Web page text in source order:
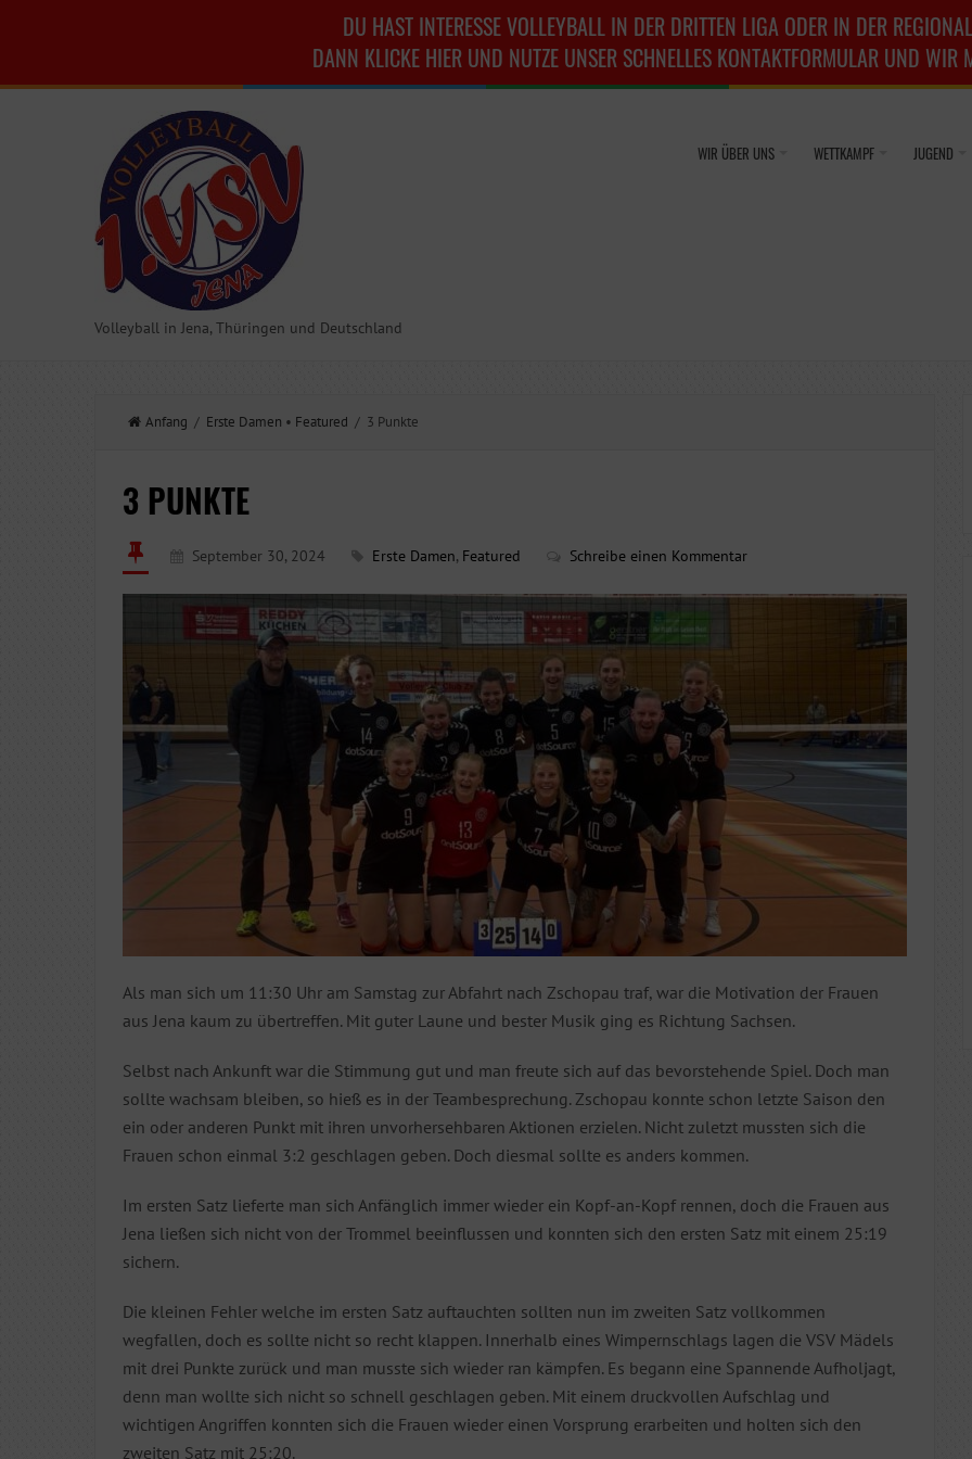
DU HAST INTERESSE VOLLEYBALL IN DER DRITTEN LIGA ODER IN DER
DANN KLICKE HIER UND NUTZE UNSER SCHNELLES KONTAKTFORMULAR UND WIR
Volleyball in Jena, Thüringen und Deutschland
WIR ÜBER UNS WETTKAMPF JUGEND
Anfang / Erste Damen • Featured / 3 Punkte
3 PUNKTE
September 30, 2024 Erste Damen, Featured Schreibe einen Kommentar
Als man sich um 11:30 Uhr am Samstag zur Abfahrt nach Zschopau traf, war die Motivation der Frauen
aus Jena kaum zu übertreffen. Mit guter Laune und bester Musik ging es Richtung Sachsen.
Selbst nach Ankunft war die Stimmung gut und man freute sich auf das bevorstehende Spiel. Doch man
sollte wachsam bleiben, so hieß es in der Teambesprechung. Zschopau konnte schon letzte Saison den
ein oder anderen Punkt mit ihren unvorhersehbaren Aktionen erzielen. Nicht zuletzt mussten sich die
Frauen schon einmal 3:2 geschlagen geben. Doch diesmal sollte es anders kommen.
Im ersten Satz lieferte man sich Anfänglich immer wieder ein Kopf-an-Kopf rennen, doch die Frauen aus
Jena ließen sich nicht von der Trommel beeinflussen und konnten sich den ersten Satz mit einem 25:19
sichern.
Die kleinen Fehler welche im ersten Satz auftauchten sollten nun im zweiten Satz vollkommen
wegfallen, doch es sollte nicht so recht klappen. Innerhalb eines Wimpernschlags lagen die VSV Mädels
mit drei Punkte zurück und man musste sich wieder ran kämpfen. Es begann eine Spannende Aufholjagt,
denn man wollte sich nicht so schnell geschlagen geben. Mit einem druckvollen Aufschlag und
wichtigen Angriffen konnten sich die Frauen wieder einen Vorsprung erarbeiten und holten sich den
zweiten Satz mit 25:20.